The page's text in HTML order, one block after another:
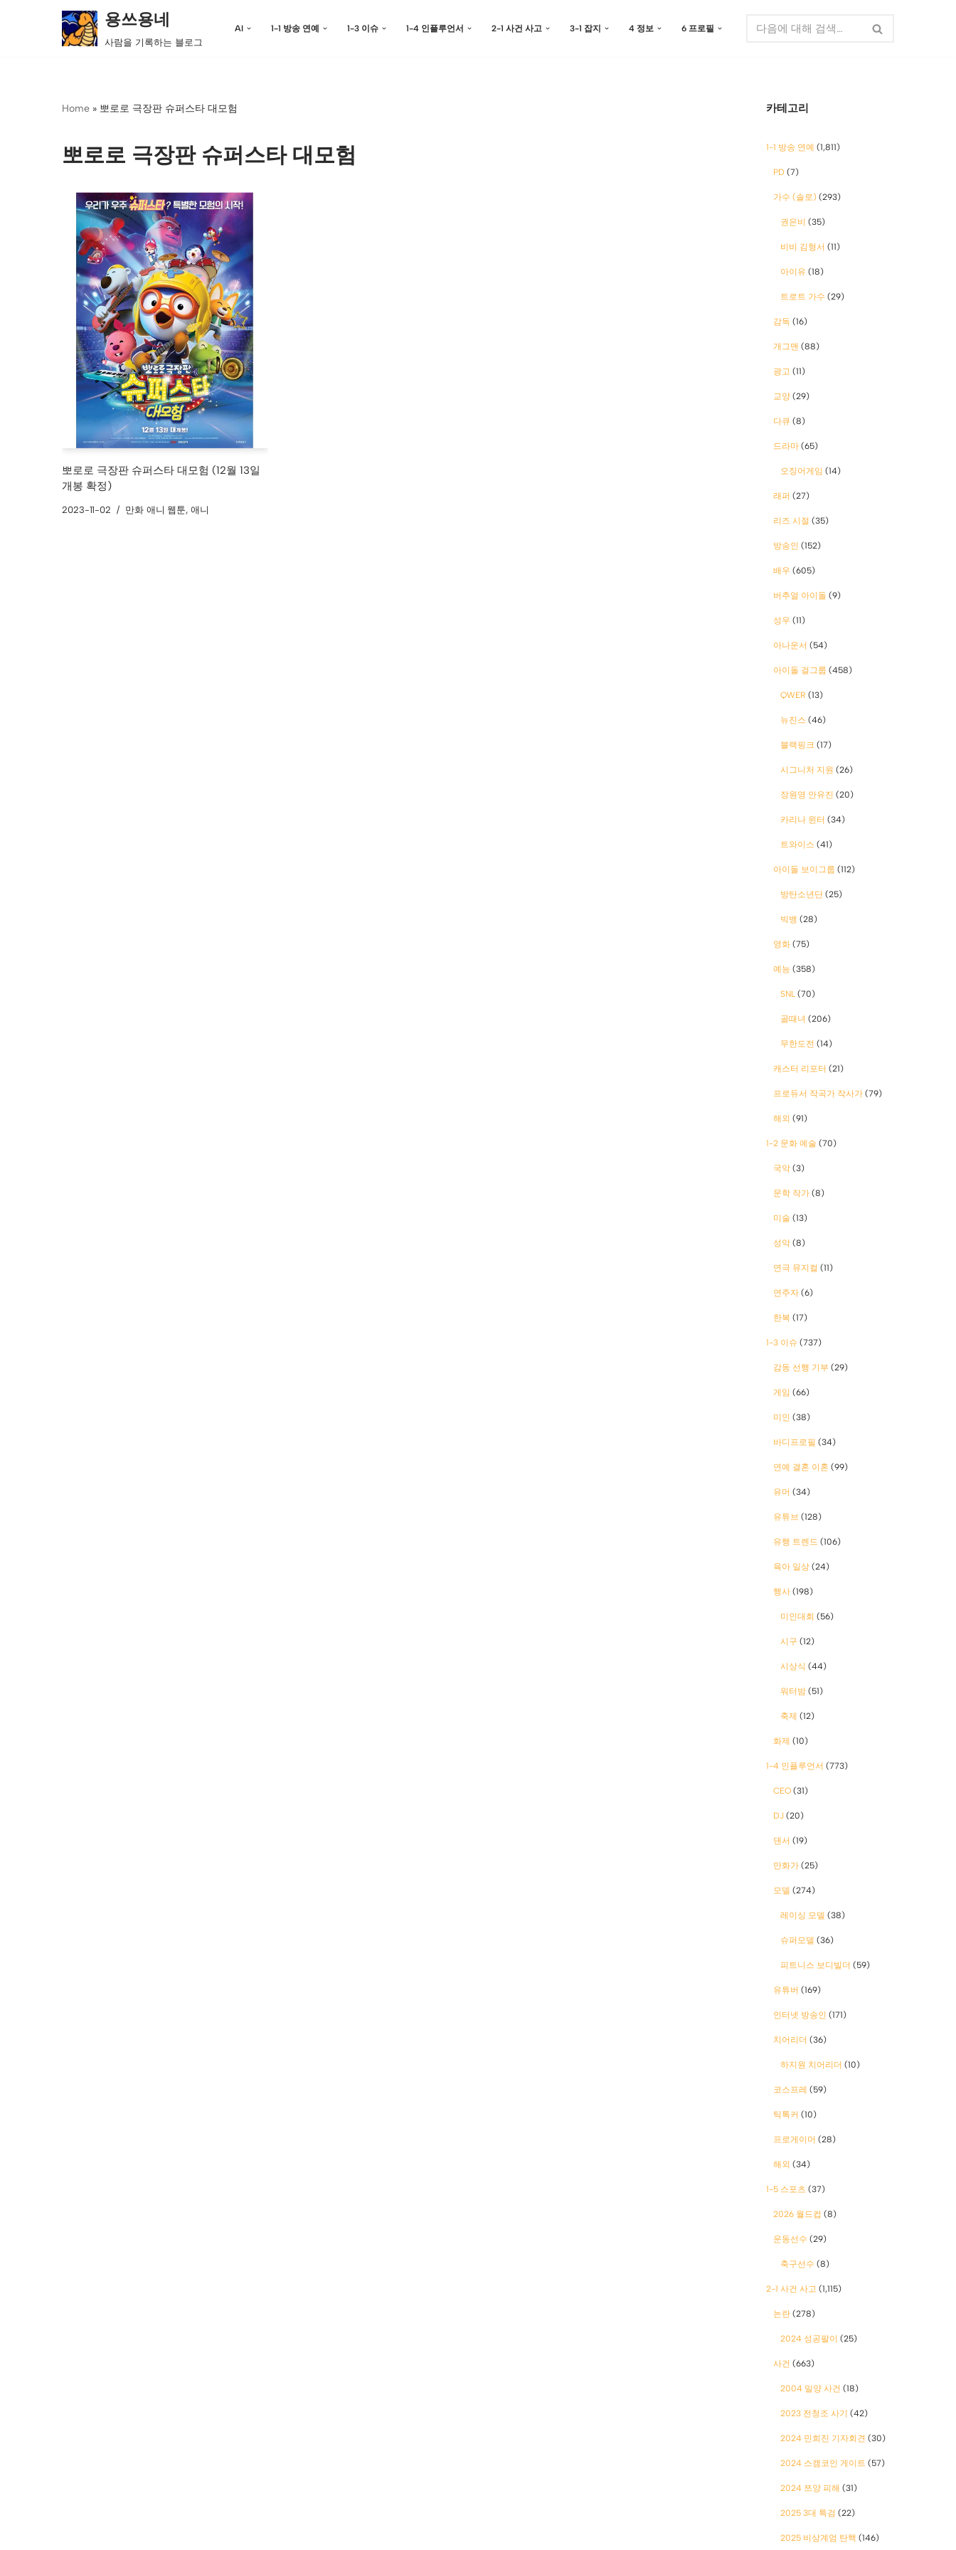
용쓰용네
사람을 기록하는 블로그
AI 1-1 방송 연예 1-3 이슈 1-4 인플루언서 2-1 사건 사고 3-1 잡지 4 정보 6 프로필
Home » 뽀로로 극장판 슈퍼스타 대모험
뽀로로 극장판 슈퍼스타 대모험
뽀로로 극장판 슈퍼스타 대모험 (12월 13일
개봉 확정)
2023-11-02 만화 애니 웹툰, 애니
카테고리
1-1 방송 연예 (1,811)
PD (7)
가수 (솔로) (293)
권은비 (35)
비비 김형서 (11)
아이유 (18)
트로트 가수 (29)
감독 (16)
개그맨 (88)
광고 (11)
교양 (29)
다큐 (8)
드라마 (65)
오징어게임 (14)
래퍼 (27)
리즈 시절 (35)
방송인 (152)
배우 (605)
버추얼 아이돌 (9)
성우 (11)
아나운서 (54)
아이돌 걸그룹 (458)
QWER (13)
뉴진스 (46)
블랙핑크 (17)
시그니처 지원 (26)
장원영 안유진 (20)
카리나 윈터 (34)
트와이스 (41)
아이돌 보이그룹 (112)
방탄소년단 (25)
빅뱅 (28)
영화 (75)
예능 (358)
SNL (70)
골때녀 (206)
무한도전 (14)
캐스터 리포터 (21)
프로듀서 작곡가 작사가 (79)
해외 (91)
1-2 문화 예술 (70)
국악 (3)
문학 작가 (8)
미술 (13)
성악 (8)
연극 뮤지컬 (11)
연주자 (6)
한복 (17)
1-3 이슈 (737)
감동 선행 기부 (29)
게임 (66)
미인 (38)
바디프로필 (34)
연예 결혼 이혼 (99)
유머 (34)
유튜브 (128)
유행 트렌드 (106)
육아 일상 (24)
행사 (198)
미인대회 (56)
시구 (12)
시상식 (44)
워터밤 (51)
축제 (12)
화제 (10)
1-4 인플루언서 (773)
CEO (31)
DJ (20)
댄서 (19)
만화가 (25)
모델 (274)
레이싱 모델 (38)
슈퍼모델 (36)
피트니스 보디빌더 (59)
유튜버 (169)
인터넷 방송인 (171)
치어리더 (36)
하지원 치어리더 (10)
코스프레 (59)
틱톡커 (10)
프로게이머 (28)
해외 (34)
1-5 스포츠 (37)
2026 월드컵 (8)
운동선수 (29)
축구선수 (8)
2-1 사건 사고 (1,115)
논란 (278)
2024 성공팔이 (25)
사건 (663)
2004 밀양 사건 (18)
2023 전청조 사기 (42)
2024 민희진 기자회견 (30)
2024 스캠코인 게이트 (57)
2024 쯔양 피해 (31)
2025 3대 특검 (22)
2025 비상계엄 탄핵 (146)